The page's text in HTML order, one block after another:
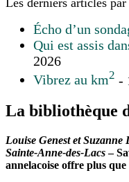
Écho d’un
Qui est assis
2026
Vibrez au km2 -
La bibliothèque
Louise Genest et Suzanne
Sainte-Anne-des-Lacs–
annelacoise offre plus